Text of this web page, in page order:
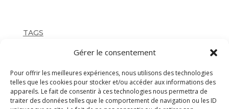
Gérer le consentement
Pour offrir les meilleures expériences, nous utilisons des technologies
telles que les cookies pour stocker et/ou accéder aux informations des
appareils. Le fait de consentir à ces technologies nous permettra de
traiter des données telles que le comportement de navigation ou les ID
TAGS